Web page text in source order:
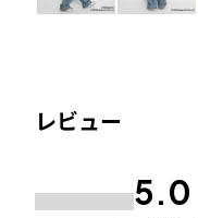
レビュー
5.0